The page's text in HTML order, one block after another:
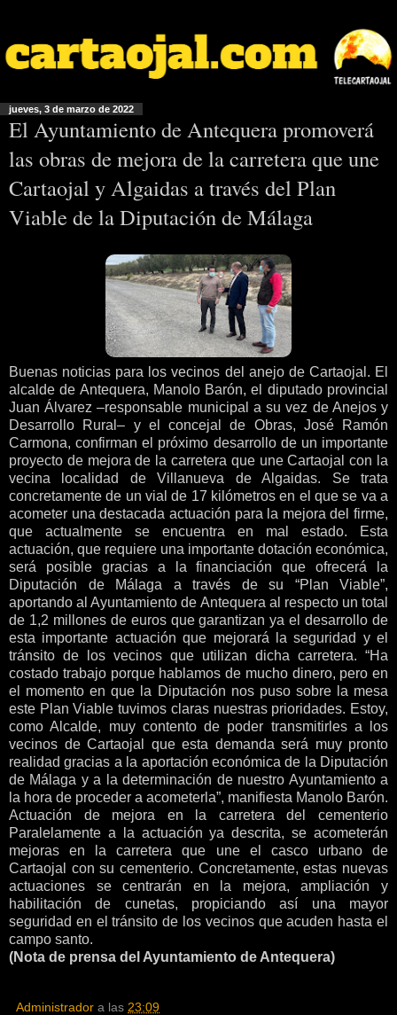
jueves, 3 de marzo de 2022
El Ayuntamiento de Antequera promoverá
las obras de mejora de la carretera que une
Cartaojal y Algaidas a través del Plan
Viable de la Diputación de Málaga
Buenas noticias para los vecinos del anejo de Cartaojal. El
alcalde de Antequera, Manolo Barón, el diputado provincial
Juan Álvarez –responsable municipal a su vez de Anejos y
Desarrollo Rural– y el concejal de Obras, José Ramón
Carmona, confirman el próximo desarrollo de un importante
proyecto de mejora de la carretera que une Cartaojal con la
vecina localidad de Villanueva de Algaidas. Se trata
concretamente de un vial de 17 kilómetros en el que se va a
acometer una destacada actuación para la mejora del firme,
que actualmente se encuentra en mal estado. Esta
actuación, que requiere una importante dotación económica,
será posible gracias a la financiación que ofrecerá la
Diputación de Málaga a través de su “Plan Viable”,
aportando al Ayuntamiento de Antequera al respecto un total
de 1,2 millones de euros que garantizan ya el desarrollo de
esta importante actuación que mejorará la seguridad y el
tránsito de los vecinos que utilizan dicha carretera. “Ha
costado trabajo porque hablamos de mucho dinero, pero en
el momento en que la Diputación nos puso sobre la mesa
este Plan Viable tuvimos claras nuestras prioridades. Estoy,
como Alcalde, muy contento de poder transmitirles a los
vecinos de Cartaojal que esta demanda será muy pronto
realidad gracias a la aportación económica de la Diputación
de Málaga y a la determinación de nuestro Ayuntamiento a
la hora de proceder a acometerla”, manifiesta Manolo Barón.
Actuación de mejora en la carretera del cementerio
Paralelamente a la actuación ya descrita, se acometerán
mejoras en la carretera que une el casco urbano de
Cartaojal con su cementerio. Concretamente, estas nuevas
actuaciones se centrarán en la mejora, ampliación y
habilitación de cunetas, propiciando así una mayor
seguridad en el tránsito de los vecinos que acuden hasta el
campo santo.
(Nota de prensa del Ayuntamiento de Antequera)
Administrador a las 23:09